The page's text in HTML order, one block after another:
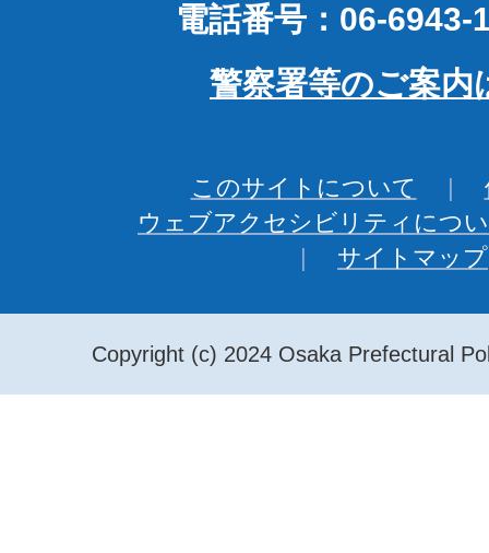
電話番号：06-6943-
警察署等のご案内
このサイトについて
ウェブアクセシビリティにつ
サイトマップ
Copyright (c) 2024 Osaka Prefectural